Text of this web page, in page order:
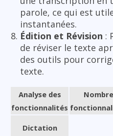
parole, ce qui est
instantanées.
Édition et Révision :
de réviser le texte
des outils pour
texte.
Analyse des
fonctionnalités
Nombre
Dictation